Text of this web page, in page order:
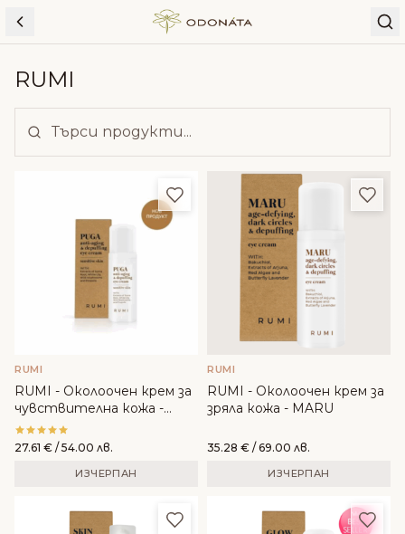
Skip to content
RUMI
Добави в любими
RUMI
RUMI - Околоочен крем за
чувствителна кожа -
PUGA
27.61 € / 54.00 лв.
ИЗЧЕРПАН
RUMI
RUMI - Околоочен крем за
зряла кожа - MARU
35.28 € / 69.00 лв.
ИЗЧЕРПАН
Добави в любими